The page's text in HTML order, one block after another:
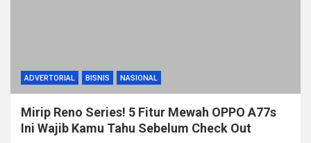
ADVERTORIAL BISNIS NASIONAL
Mirip Reno Series! 5 Fitur Mewah OPPO A77s
Ini Wajib Kamu Tahu Sebelum Check Out